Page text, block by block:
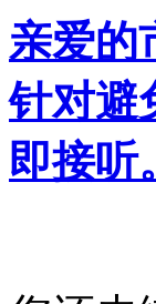
亲爱的
针对避
即接听